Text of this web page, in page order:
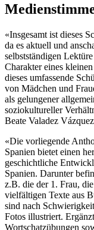
«Insgesamt ist dieses
da es aktuell und
selbstständigen
Charakter eines
dieses umfassende
von Mädchen und
als gelungener
soziokultureller
Beate Valadez
«Die vorliegende
Spanien bietet einen
geschichtliche
Spanien. Darunter
z.B. die der 1. Frau,
vielfältigen Texte aus
sind nach
Fotos illustriert.
Wortschatzübungen